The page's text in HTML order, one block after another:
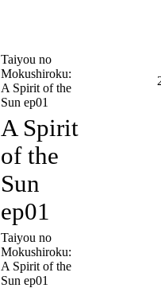
Taiyou no
Mokushiroku:
A Spirit of the
Sun ep01
A Spirit
of the
Sun
ep01
Taiyou no
Mokushiroku:
A Spirit of the
Sun ep01